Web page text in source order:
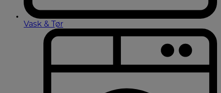
Vask & Tør